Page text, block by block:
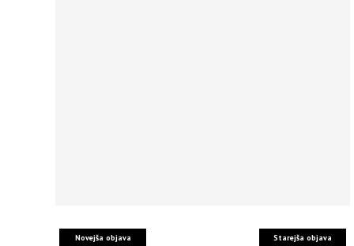
Novejša objava Starejša objava